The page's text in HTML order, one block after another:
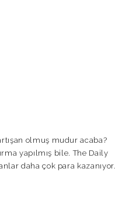
olmuş mudur acaba?
yapılmış bile. The Daily
daha çok para kazanıyor.